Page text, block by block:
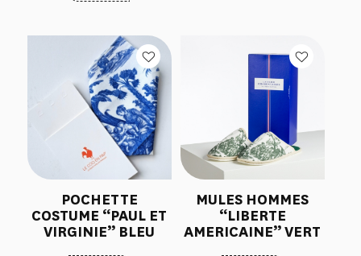
POCHETTE
COSTUME “PAUL ET
VIRGINIE” BLEU
MULES HOMMES
“LIBERTE
AMERICAINE” VERT